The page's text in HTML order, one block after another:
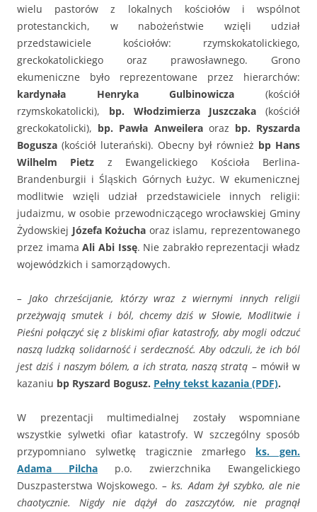
wielu pastorów z lokalnych kościołów i wspólnot
protestanckich, w nabożeństwie wzięli udział
przedstawiciele kościołów: rzymskokatolickiego,
greckokatolickiego oraz prawosławnego. Grono
ekumeniczne było reprezentowane przez hierarchów:
kardynała Henryka Gulbinowicza (kościół
rzymskokatolicki), bp. Włodzimierza Juszczaka (kościół
greckokatolicki), bp. Pawła Anweileraoraz bp. Ryszarda
Bogusza (kościół luterański). Obecny był również bp Hans
Wilhelm Pietz z Ewangelickiego Kościoła Berlina-
Brandenburgii i Śląskich Górnych Łużyc. W ekumenicznej
modlitwie wzięli udział przedstawiciele innych religii:
judaizmu, w osobie przewodniczącego wrocławskiej Gminy
Żydowskiej Józefa Kożucha oraz islamu, reprezentowanego
przez imamaAli Abi Issę. Nie zabrakło reprezentacji władz
wojewódzkich i samorządowych.
– Jako chrześcijanie, którzy wraz z wiernymi innych religii
przeżywają smutek i ból, chcemy dziś w Słowie, Modlitwie i
Pieśni połączyć się z bliskimi ofiar katastrofy, aby mogli odczuć
naszą ludzką solidarność i serdeczność. Aby odczuli, że ich ból
jest dziś i naszym bólem, a ich strata, naszą stratą – mówił w
kazaniu bp Ryszard Bogusz. Pełny tekst kazania (PDF).
W prezentacji multimedialnej zostały wspomniane
wszystkie sylwetki ofiar katastrofy. W szczególny sposób
przypomniano sylwetkę tragicznie zmarłego ks. gen.
Adama Pilcha p.o. zwierzchnika Ewangelickiego
Duszpasterstwa Wojskowego.– ks. Adam żył szybko, ale nie
chaotycznie. Nigdy nie dążył do zaszczytów, nie pragnął